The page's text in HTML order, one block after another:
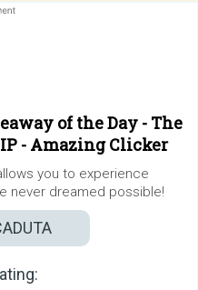
of the Day - The
- Amazing Clicker
you to experience
never dreamed possible!